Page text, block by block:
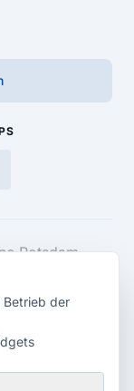
Betrieb der